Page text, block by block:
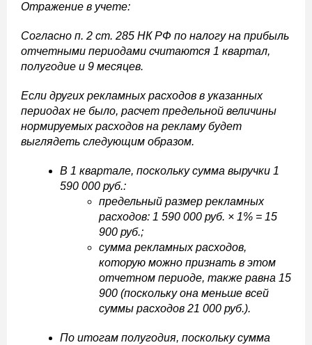
Отражение в учете:
Согласно п. 2 ст. 285 НК РФ по налогу на прибыль
отчетными периодами считаются 1 квартал,
полугодие и 9 месяцев.
Если других рекламных расходов в указанных
периодах не было, расчет предельной величины
нормируемых расходов на рекламу будет
выглядеть следующим образом.
В 1 квартале, поскольку сумма выручки 1
590 000 руб.:
предельный размер рекламных
расходов: 1 590 000 руб. × 1% = 15
900 руб.;
сумма рекламных расходов,
которую можно признать в этом
отчетном периоде, также равна 15
900 (поскольку она меньше всей
суммы расходов 21 000 руб.).
По итогам полугодия, поскольку сумма